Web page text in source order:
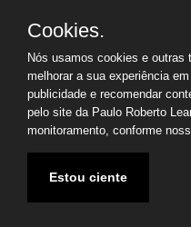
©2026Copyright - Paulo
Cookies.
Nós usamos cookies e outras
melhorar a sua experiência
publicidade e recomendar
pelo site da Paulo Roberto
monitoramento, conforme
Estou ciente